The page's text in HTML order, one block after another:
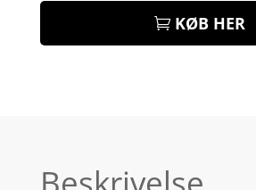
KØB HER